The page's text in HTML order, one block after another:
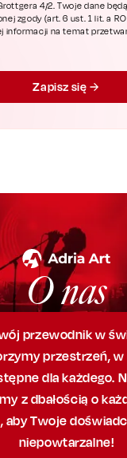
4/2. Twoje dane
zgody (art. 6 ust. 1 lit. a
informacji na temat
Zapisz się
O nas
przewodnik w
przestrzeń,w
dla każdego.
z dbałością o
abyTwoje
niepowtarzalne!